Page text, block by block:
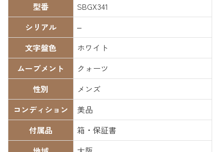
型番
SBGX341
シリアル
–
文字盤色
ホワイト
ムーブメント
クォーツ
性別
メンズ
コンディション
美品
付属品
箱・保証書